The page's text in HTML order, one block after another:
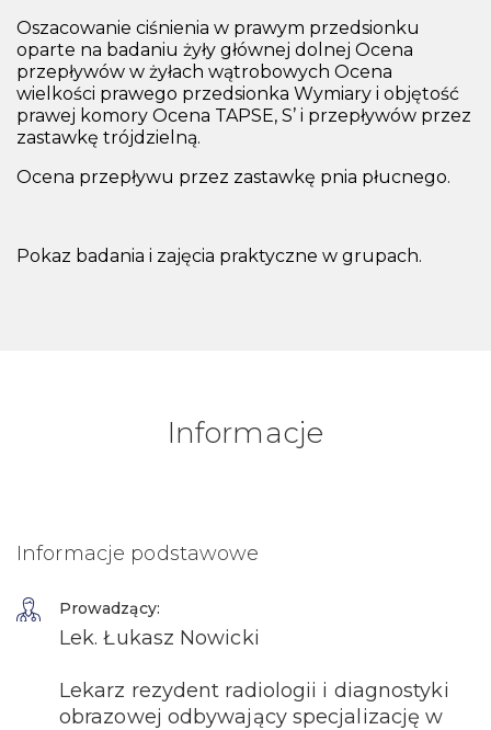
Oszacowanie ciśnienia w prawym przedsionku
oparte na badaniu żyły głównej dolnej Ocena
przepływów w żyłach wątrobowych Ocena
wielkości prawego przedsionka Wymiary i objętość
prawej komory Ocena TAPSE, S’ i przepływów przez
zastawkę trójdzielną.
Ocena przepływu przez zastawkę pnia płucnego.
Pokaz badania i zajęcia praktyczne w grupach.
Informacje
Informacje podstawowe
Prowadzący:
Lek. Łukasz Nowicki
Lekarz rezydent radiologii i diagnostyki
obrazowej odbywający specjalizację w